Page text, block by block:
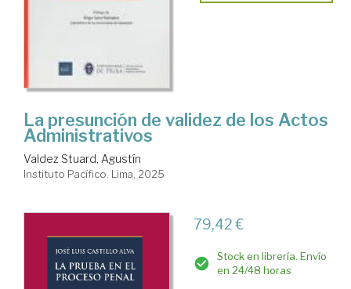
La presunción de validez de los Actos
Administrativos
Valdez Stuard, Agustín
Instituto Pacífico. Lima, 2025
79,42 €
Stock en librería. Envío
en 24/48 horas